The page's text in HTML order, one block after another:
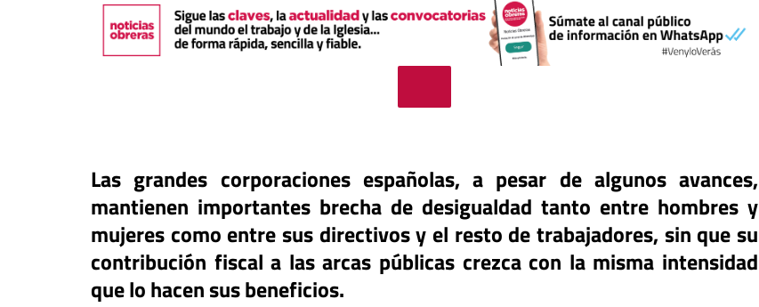
Las grandes corporaciones españolas, a pesar de algunos avances,
mantienen importantes brecha de desigualdad tanto entre hombres y
mujeres como entre sus directivos y el resto de trabajadores, sin que su
contribución fiscal a las arcas públicas crezca con la misma intensidad
que lo hacen sus beneficios.
#EstáPasando
Tribuna